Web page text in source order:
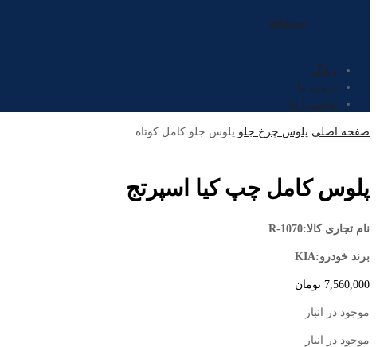
سه شاخه
وبلاگ
درباره ما
تماس با ما
صفحه اصلی پلوس چرخ جلو پلوس جلو کامل کوتاه
پلوس کامل چپ کیا اسپرتج
نام تجاری کالا:R-1070
برند خودرو:KIA
7,560,000 تومان
موجود در انبار
موجود در انبار